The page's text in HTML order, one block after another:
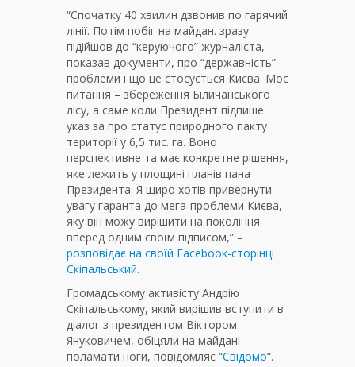
“Спочатку 40 хвилин дзвонив по гарячий
лінії. Потім побіг на майдан. зразу
підійшов до “керуючого” журналіста,
показав документи, про “державність”
проблеми і що це стосується Києва. Моє
питання – збереження Біличанського
лісу, а саме коли Президент підпише
указ за про статус природного пакту
території у 6,5 тис. га. Воно
перспективне та має конкретне рішення,
яке лежить у площині планів пана
Президента. Я щиро хотів привернути
увагу гаранта до мега-проблеми Києва,
яку він можу вирішити на покоління
вперед одним своїм підписом,” –
розповідає на своїй Facebook-сторінці
Скіпальський.
Громадському активісту Андрію
Скіпальському, який вирішив вступити в
діалог з президентом Віктором
Януковичем, обіцяли на майдані
поламати ноги, повідомляє “Свідомо“.